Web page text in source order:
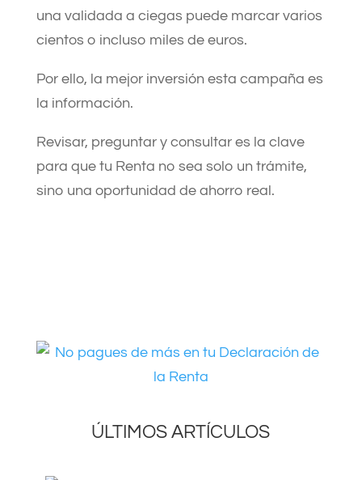
una validada a ciegas puede marcar varios
cientos o incluso miles de euros.
Por ello, la mejor inversión esta campaña es
la información.
Revisar, preguntar y consultar es la clave
para que tu Renta no sea solo un trámite,
sino una oportunidad de ahorro real.
ÚLTIMOS ARTÍCULOS